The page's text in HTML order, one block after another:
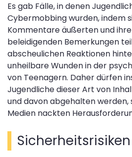
Es gab Fälle, in denen
Cybermobbing wurden, indem
Kommentare äußerten und
beleidigenden Bemerkungen
abscheulichen Reaktionen
unheilbare Wunden in der
von Teenagern. Daher dürfen
Jugendliche dieser Art von
und davon abgehalten werden,
Medien nackten
Sicherheitsrisiken